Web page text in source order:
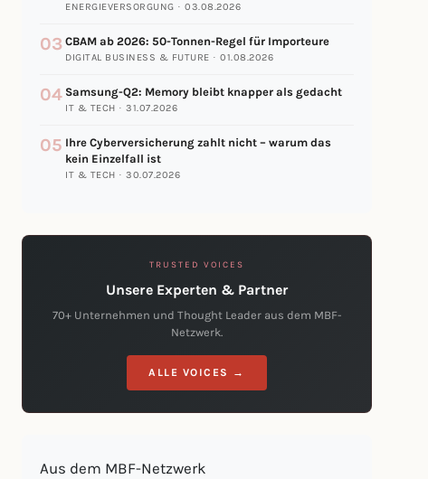
ENERGIEVERSORGUNG · 03.08.2026
03 CBAM ab 2026: 50-Tonnen-Regel für Importeure
DIGITAL BUSINESS & FUTURE · 01.08.2026
04 Samsung-Q2: Memory bleibt knapper als gedacht
IT & TECH · 31.07.2026
05 Ihre Cyberversicherung zahlt nicht – warum das
kein Einzelfall ist
IT & TECH · 30.07.2026
TRUSTED VOICES
Unsere Experten & Partner
70+ Unternehmen und Thought Leader aus dem MBF-
Netzwerk.
ALLE VOICES →
Aus dem MBF-Netzwerk